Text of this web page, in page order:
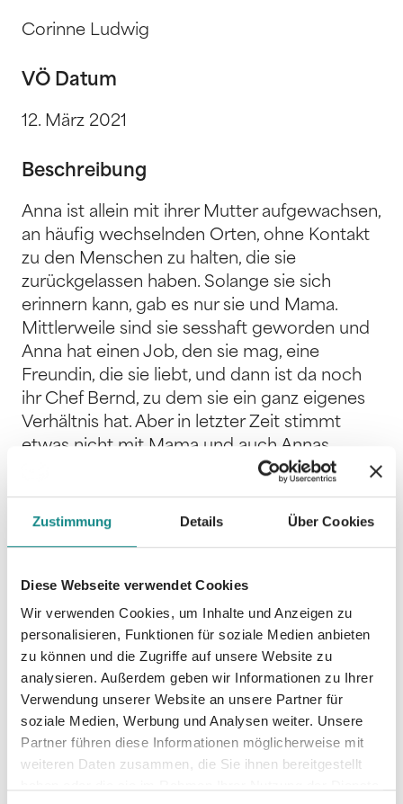
Zustimmung Details Über Cookies
Diese Webseite verwendet Cookies
Wir verwenden Cookies, um Inhalte und Anzeigen zu
personalisieren, Funktionen für soziale Medien anbieten
zu können und die Zugriffe auf unsere Website zu
analysieren. Außerdem geben wir Informationen zu Ihrer
Verwendung unserer Website an unsere Partner für
soziale Medien, Werbung und Analysen weiter. Unsere
Partner führen diese Informationen möglicherweise mit
weiteren Daten zusammen, die Sie ihnen bereitgestellt
Corinne Ludwig
VÖ Datum
12. März 2021
Beschreibung
Anna ist allein mit ihrer Mutter aufgewachsen,
an häufig wechselnden Orten, ohne Kontakt
zu den Menschen zu halten, die sie
zurückgelassen haben. Solange sie sich
erinnern kann, gab es nur sie und Mama.
Mittlerweile sind sie sesshaft geworden und
Anna hat einen Job, den sie mag, eine
Freundin, die sie liebt, und dann ist da noch
ihr Chef Bernd, zu dem sie ein ganz eigenes
Verhältnis hat. Aber in letzter Zeit stimmt
etwas nicht mit Mama und auch Annas
Beziehung zu Fee verändert sich. Als eine
zufällige Entdeckung unvorhergesehene
Konsequenzen hat, muss Anna sich auf eine
neue Fragen stehen. Enni Rocks zweiter
Roman hat die Zutaten und das Tempo eines
Thrillers, aber wie schon in ihrem Debüt geht
die Autorin im Kern einmal mehr der Frage
nach, was Familie und Partnerschaften
ausmacht, zu wem wir gehören und warum.